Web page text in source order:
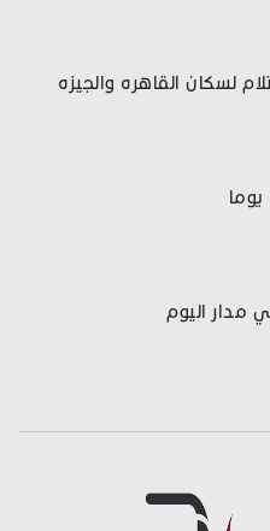
لسكان القاهره والجيزه
مدار اليوم